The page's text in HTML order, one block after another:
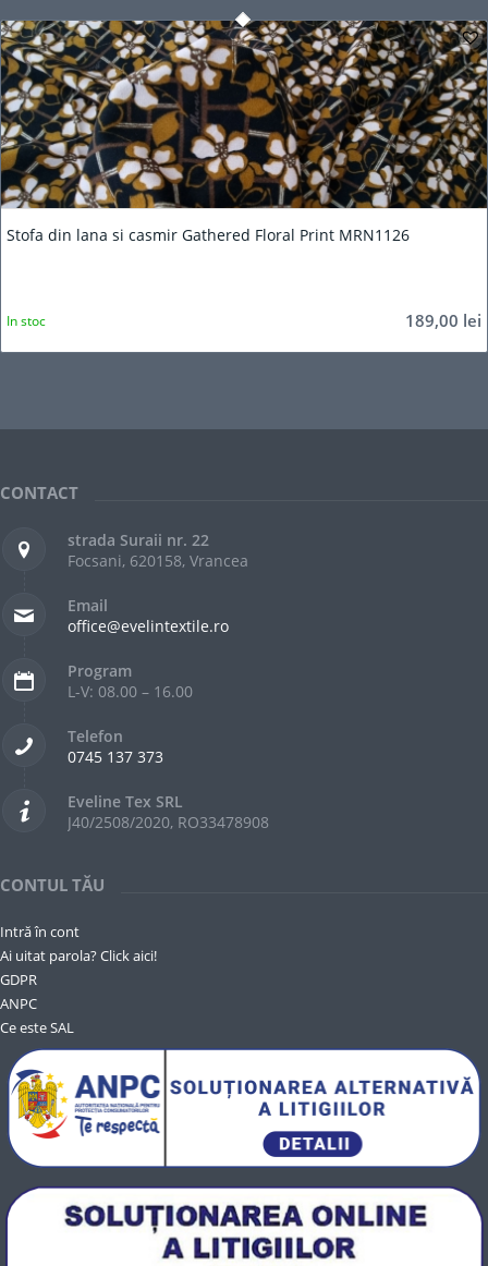
5.00
Stofa din lana si casmir Gathered Floral Print MRN1126
189,00 lei
In stoc
CONTACT
strada Suraii nr. 22
Focsani, 620158, Vrancea
Email
office@evelintextile.ro
Program
L-V: 08.00 – 16.00
Telefon
0745 137 373
Eveline Tex SRL
J40/2508/2020, RO33478908
CONTUL TĂU
Intră în cont
Ai uitat parola? Click aici!
GDPR
ANPC
Ce este SAL